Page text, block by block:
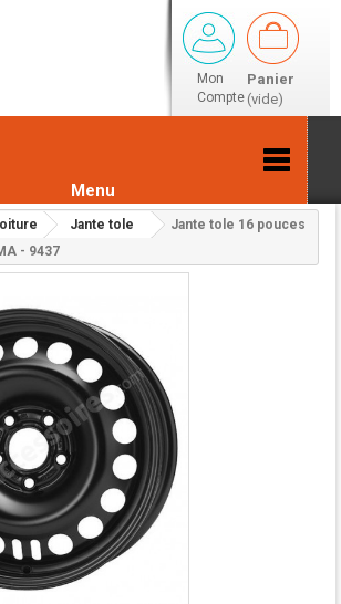
Mon
Compte
Panier
(vide)
Menu
Jante tole
Jante tole 16 pouces
- 9437